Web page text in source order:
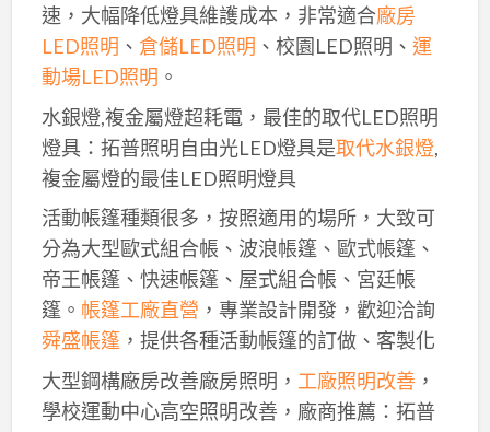
速，大幅降低燈具維護成本，非常適合廠房
LED照明 、 倉儲LED照明 、校園LED照明、 運
動場LED照明 。
水銀燈,複金屬燈超耗電，最佳的取代LED照明
燈具：拓普照明自由光LED燈具是取代水銀燈,
複金屬燈的最佳LED照明燈具
活動帳篷種類很多，按照適用的場所，大致可
分為大型歐式組合帳、波浪帳篷、歐式帳篷、
帝王帳篷、快速帳篷、屋式組合帳、宮廷帳
篷。 帳篷工廠直營 ，專業設計開發，歡迎洽詢
舜盛帳篷，提供各種活動帳篷的訂做、客製化
大型鋼構廠房改善廠房照明， 工廠照明改善，
學校運動中心高空照明改善，廠商推薦：拓普